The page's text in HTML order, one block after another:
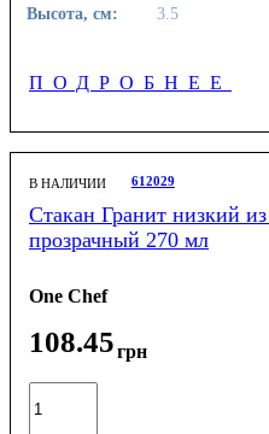
Высота, см: 3.5
ПОДРОБНЕЕ
В НАЛИЧИИ 612029
Стакан Гранит низкий
прозрачный 270 мл
One Chef
108.45грн